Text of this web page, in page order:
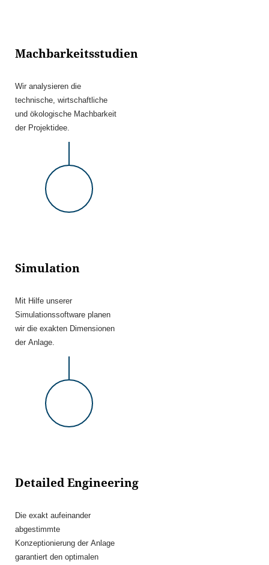
Machbarkeitsstudien
Wir analysieren die
technische, wirtschaftliche
und ökologische Machbarkeit
der Projektidee.
Simulation
Mit Hilfe unserer
Simulationssoftware planen
wir die exakten Dimensionen
der Anlage.
Detailed Engineering
Die exakt aufeinander
abgestimmte
Konzeptionierung der Anlage
garantiert den optimalen